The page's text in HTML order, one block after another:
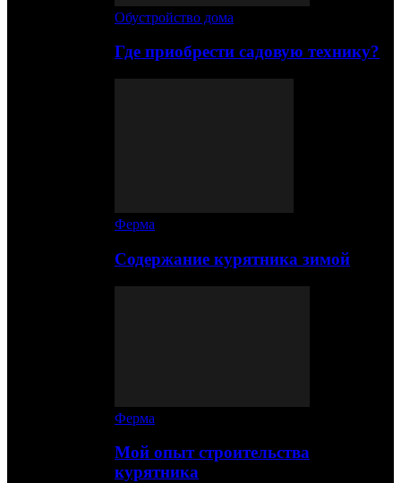
Обустройство дома
Где приобрести садовую технику?
Ферма
Содержание курятника зимой
Ферма
Мой опыт строительства
курятника